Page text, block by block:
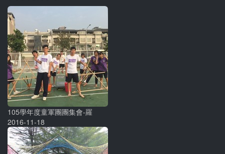
105學年度童軍團團集會-羅
2016-11-18